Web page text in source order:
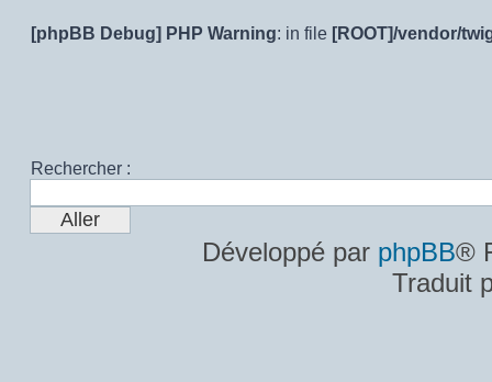
[phpBB Debug] PHP Warning: in file [ROOT]/vendor/
Rechercher :
Développé par phpBB®
Traduit